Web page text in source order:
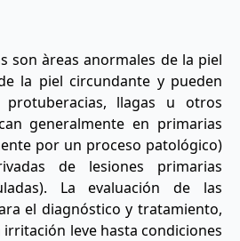
son àreas anormales de la piel
la piel circundante y pueden
protuberacias, llagas u otros
generalmente en primarias
por un proceso patológico)
de lesiones primarias
La evaluación de las
el diagnóstico y tratamiento,
leve hasta condiciones